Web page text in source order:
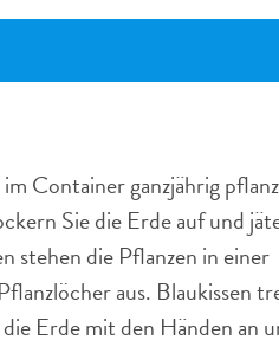
Container ganzjährig
Sie die Erde auf und
stehen die Pflanzen in einer
aus. Blaukissen
Erde mit den Händen an